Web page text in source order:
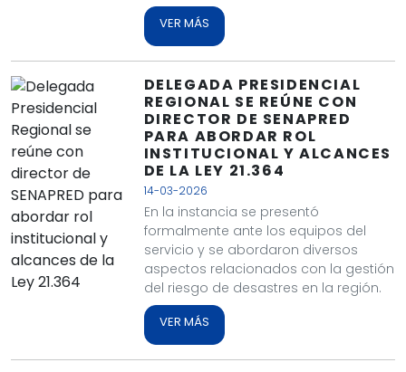
VER MÁS
DELEGADA PRESIDENCIAL
REGIONAL SE REÚNE CON
DIRECTOR DE SENAPRED
PARA ABORDAR ROL
INSTITUCIONAL Y ALCANCES
DE LA LEY 21.364
14-03-2026
En la instancia se presentó
formalmente ante los equipos del
servicio y se abordaron diversos
aspectos relacionados con la gestión
del riesgo de desastres en la región.
VER MÁS